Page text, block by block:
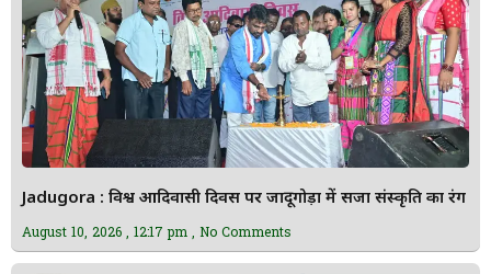
Jadugora : विश्व आदिवासी दिवस पर जादूगोड़ा में सजा संस्कृति का रंग
August 10, 2026 12:17 pm No Comments